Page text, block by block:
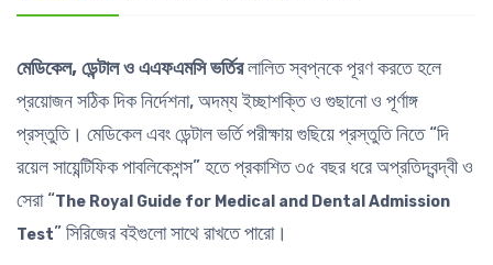
মেডিকেল, ডেন্টাল ও এএফএমসি ভর্তিরলালিত স্বপ্নকে পূরণ করতে হলে
প্রয়োজন সঠিক দিক নির্দেশনা, অদম্য ইচ্ছাশক্তি ও গুছানো ও পূর্ণাঙ্গ
প্রস্তুতি। মেডিকেল এবং ডেন্টাল ভর্তি পরীক্ষায় গুছিয়ে প্রস্তুতি নিতে “দি
রয়েল সায়েন্টিফিক পাবলিকেশন্স” হতে প্রকাশিত ৩৫ বছর ধরে অপ্রতিদ্বন্দ্বী ও
সেরা “The Royal Guide for Medical and Dental Admission
Test” সিরিজের বইগুলো সাথে রাখতে পারো।